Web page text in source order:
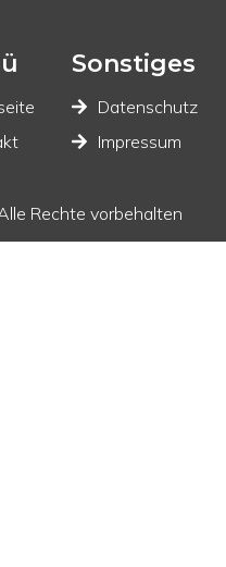
Sonstiges
Datenschutz
Impressum
Rechte vorbehalten